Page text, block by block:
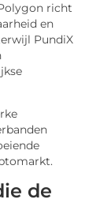
richt
en
PundiX
de